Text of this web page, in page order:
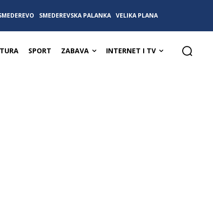
SMEDEREVSKA PALANKA VELIKA PLANA
SPORT ZABAVA INTERNET I TV